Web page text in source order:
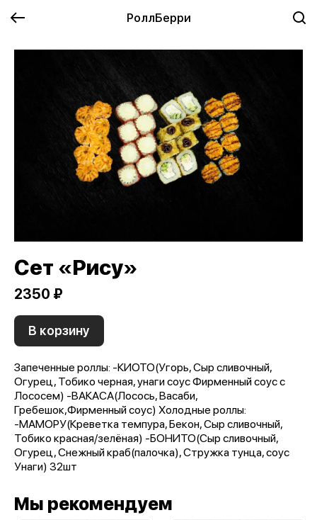
РоллБерри
Сет «Рису»
2350 ₽
В корзину
Запеченные роллы: -КИОТО(Угорь, Сыр сливочный,
Огурец, Тобико черная, унаги соус Фирменный соус с
Лососем) -ВАКАСА(Лосось, Васаби,
Гребешок,Фирменный соус) Холодные роллы:
-МАМОРУ(Креветка темпура, Бекон, Сыр сливочный,
Тобико красная/зелёная) -БОНИТО(Сыр сливочный,
Огурец, Снежный краб(палочка), Стружка тунца, соус
Унаги) 32шт
Мы рекомендуем